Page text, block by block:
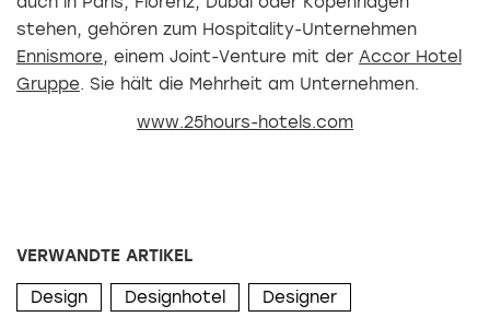
stehen, gehören zum Hospitality-Unternehmen
Ennismore, einem Joint-Venture mit der Accor Hotel
Gruppe. Sie hält die Mehrheit am Unternehmen.
www.25hours-hotels.com
VERWANDTE ARTIKEL
Design Designhotel
Designer